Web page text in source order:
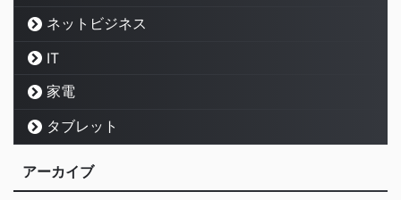
ネットビジネス
IT
家電
タブレット
アーカイブ